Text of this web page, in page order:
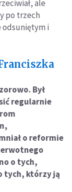
ale
po trzech
odsuniętym i
Był
regularnie
o reformie
o tych,
tych, którzy ją